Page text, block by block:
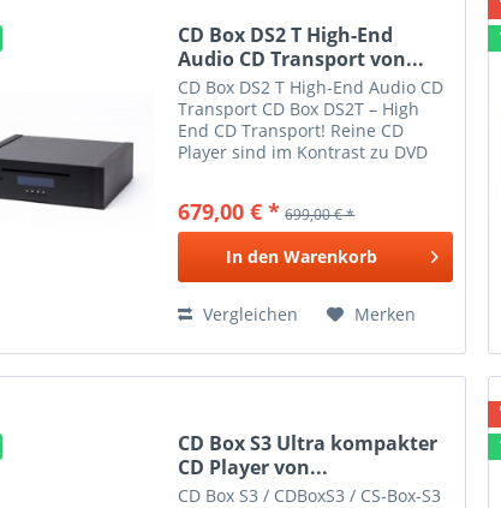
CD Box DS2 T High-End
Audio CD Transport von...
CD Box DS2 T High-End Audio CD
Transport CD Box DS2T – High
End CD Transport! Reine CD
Player sind im Kontrast zu DVD
Stereo CDs. CD Box DS2T ist als
exklusiver CD Transport
gestaltet...
679,00 € * 699,00 € *
In den Warenkorb
Vergleichen Merken
CD Box S3 Ultra kompakter
CD Player von...
CD Box S3 / CDBoxS3 / CS-Box-S3